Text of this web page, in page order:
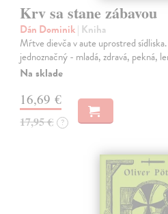
Krv sa stane zábavou
Dán Dominik| Kniha
Mŕtve dievča v aute uprostred
jednoznačný - mladá, zdravá, pekná,
Na sklade
16,69 €
17,95 € ?